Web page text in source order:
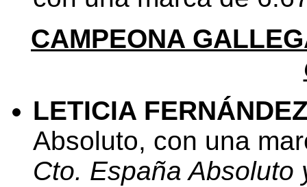
CAMPEONA
LETICIA
Absoluto, con una
Cto. España Absoluto